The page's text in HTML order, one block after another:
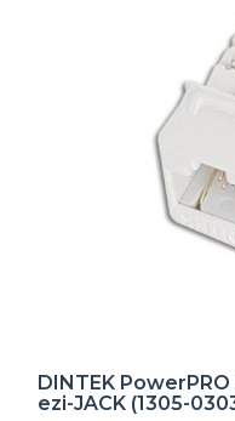
DINTEK
ezi-JACK (1305-